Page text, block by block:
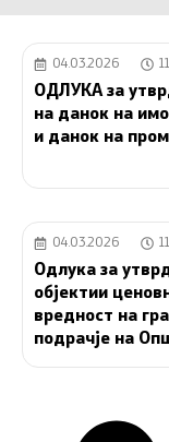
04.03.2026
ОДЛУКА за
на данок на
и данок на
04.03.2026
Одлука за
објектии
вредност на
подрачје на